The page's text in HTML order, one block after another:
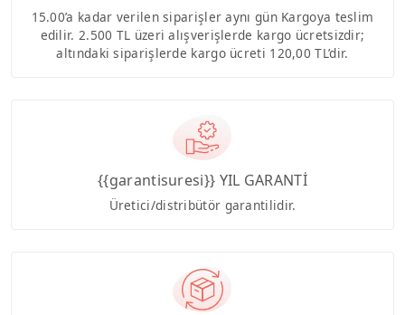
15.00’a kadar verilen siparişler aynı gün Kargoya teslim
edilir. 2.500 TL üzeri alışverişlerde kargo ücretsizdir;
altındaki siparişlerde kargo ücreti 120,00 TL’dir.
{{garantisuresi}} YIL GARANTİ
Üretici/distribütör garantilidir.